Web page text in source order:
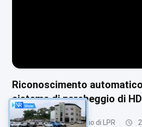
Riconoscimento
sistema di parcheggio di
Sistema di parcheggio di LPR